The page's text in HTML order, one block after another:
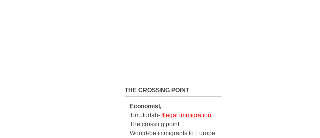
THE CROSSING POINT
Economist,
Tim Judah-
Illegal immigration
The crossing point
Would-be immigrants to Europe